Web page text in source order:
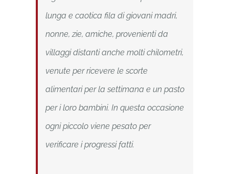
lunga e caotica fila di giovani madri,
nonne, zie, amiche, provenienti da
villaggi distanti anche molti chilometri,
venute per ricevere le scorte
alimentari per la settimana e un pasto
per i loro bambini. In questa occasione
ogni piccolo viene pesato per
verificare i progressi fatti.